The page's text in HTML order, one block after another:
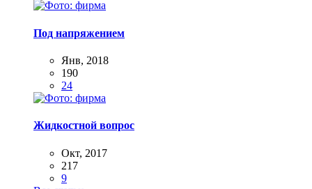
Под напряжением
Янв, 2018
190
24
Жидкостной вопрос
Окт, 2017
217
9